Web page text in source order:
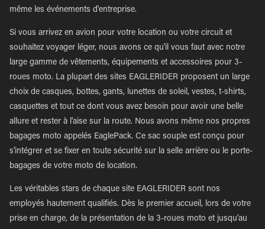
même les événements d'entreprise.
Si vous arrivez en avion pour votre location ou votre circuit et
souhaitez voyager léger, nous avons ce qu'il vous faut avec notre
large gamme de vêtements, équipements et accessoires pour 3-
roues moto. La plupart des sites EAGLERIDER proposent un large
choix de casques, bottes, gants, lunettes de soleil, vestes, t-shirts,
casquettes et tout ce dont vous avez besoin pour avoir une belle
allure et rester à l'aise sur la route. Nous avons même nos propres
bagages moto appelés EaglePack. Ce sac souple est conçu pour
s'intégrer et se fixer en toute sécurité sur la selle arrière ou le porte-
bagages de votre moto de location.
Les véritables stars de chaque site EAGLERIDER sont nos
employés hautement qualifiés. Dès le premier accueil, lors de votre
prise en charge, de la présentation de la 3-roues moto et jusqu'au